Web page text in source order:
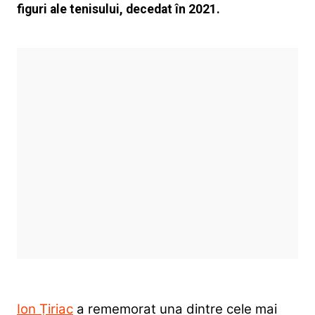
figuri ale tenisului, decedat în 2021.
Ion Țiriaca rememorat una dintre cele mai